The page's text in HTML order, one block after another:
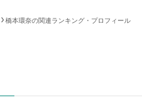
橋本環奈の関連ランキング・プロフィール